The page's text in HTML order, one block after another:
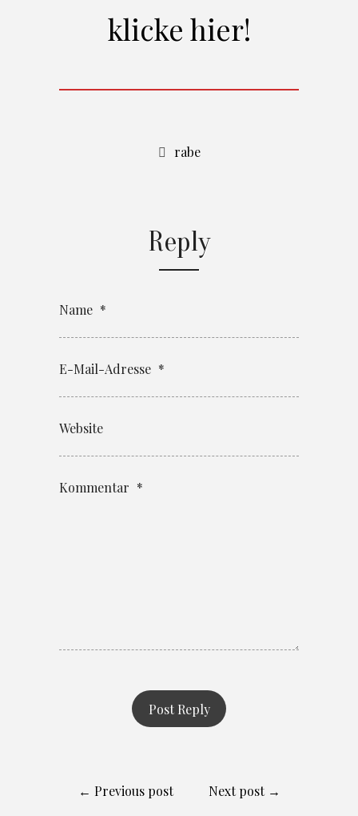
klicke hier!
rabe
Reply
Name *
E-Mail-Adresse *
Website
Kommentar *
← Previous post Next post →